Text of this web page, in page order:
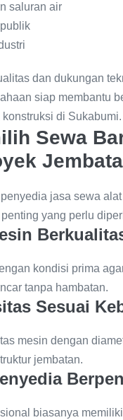
saluran air
dan dukungan
siap membantu
di Sukabumi.
Sewa
jasa sewa
yang perlu
kondisi prima
tanpa hambatan.
Sesuai
mesin dengan
jembatan.
biasanya